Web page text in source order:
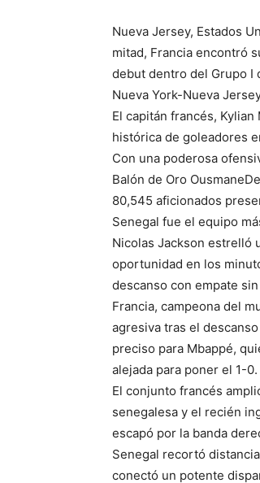
Nueva Jersey, Estados
mitad, Francia encontró
debut dentro del Grupo I
Nueva York-Nueva
El capitán francés,
histórica de goleadores
Con una poderosa
Balón de Oro
80,545 aficionados
Senegal fue el equipo
Nicolas Jackson estrelló
oportunidad en los
descanso con empate
Francia, campeona del
agresiva tras el
preciso para Mbappé,
alejada para poner el 1-0.
El conjunto francés
senegalesa y el recién
escapó por la banda
Senegal recortó
conectó un potente